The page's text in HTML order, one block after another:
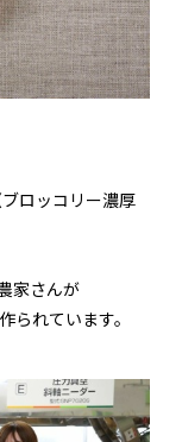
ロッコリー濃厚
家さんが
られています。